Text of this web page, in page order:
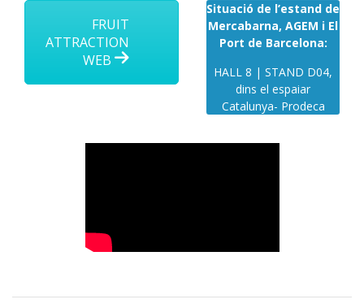
FRUIT
ATTRACTION
WEB
Situació de l’estand de
Mercabarna, AGEM i El
Port de Barcelona:
HALL 8 | STAND D04,
dins el espaiar
Catalunya- Prodeca